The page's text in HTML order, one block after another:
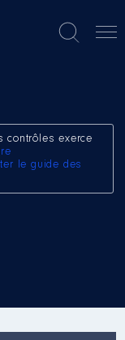
contrôles exerce
le guide des